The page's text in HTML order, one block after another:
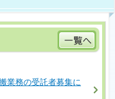
業務の受託者募集に